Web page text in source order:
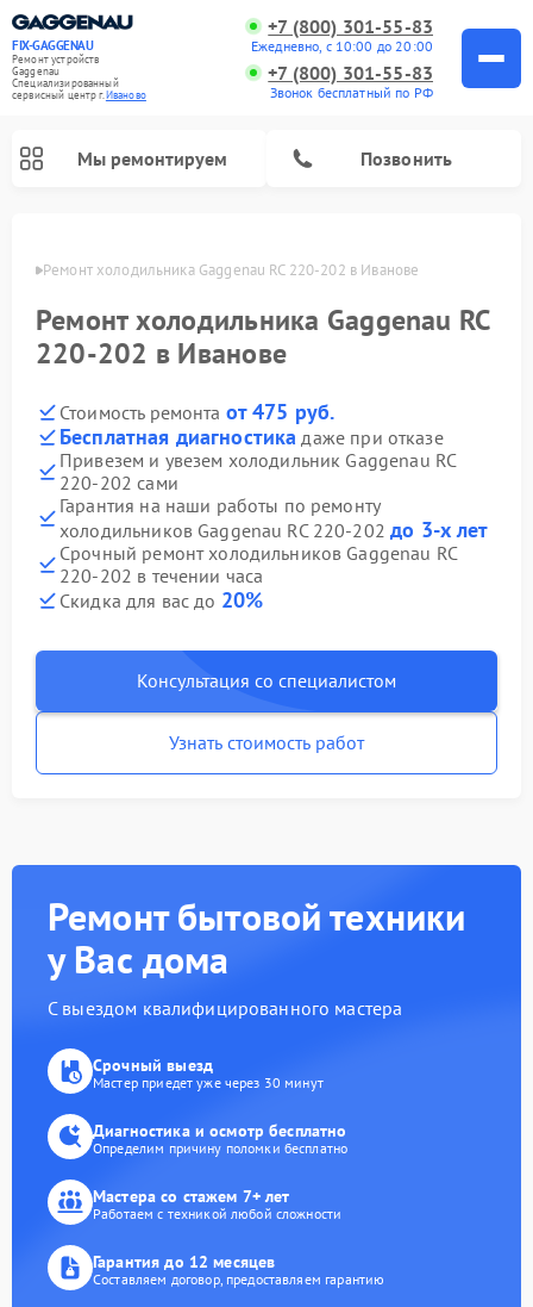
FIX-GAGGENAU
Ремонт устройств
Gaggenau
Специализированный
cервисный центр г.Иваново
+7 (800) 301-55-83
Ежедневно, с 10:00 до 20:00
+7 (800) 301-55-83
Звонок бесплатный по РФ
Мы ремонтируем Позвонить
Ремонт холодильника Gaggenau RC 220-202 в Иванове
Ремонт холодильника Gaggenau RC
220-202 в Иванове
Стоимость ремонта от 475 руб.
Бесплатная диагностика даже при отказе
Привезем и увезем холодильник Gaggenau RC
220-202 сами
Гарантия на наши работы по ремонту
холодильников Gaggenau RC 220-202до 3-х лет
Срочный ремонт холодильников Gaggenau RC
220-202 в течении часа
Скидка для вас до 20%
Консультация со специалистом
Узнать стоимость работ
Ремонт бытовой техники
у Вас дома
С выездом квалифицированного мастера
Срочный выезд
Мастер приедет уже через 30 минут
Диагностика и осмотр бесплатно
Определим причину поломки бесплатно
Мастера со стажем 7+ лет
Работаем с техникой любой сложности
Гарантия до 12 месяцев
Составляем договор, предоставляем гарантию